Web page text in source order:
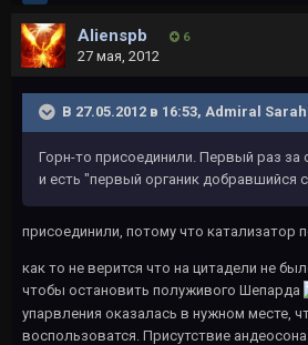
Alienspb 6
27 мая, 2012
В 27.05.2012 в 16:53, Admiral
Горн-то присоединили. Первый раз за
и есть "первый органик добравшийся
присоединили, потому что катализатор
как то не верится что на цитадели не
чтобы остановить полуживого Шепарда
упарвления оказалась в нужном месте,
воспользоватся. Присутствие